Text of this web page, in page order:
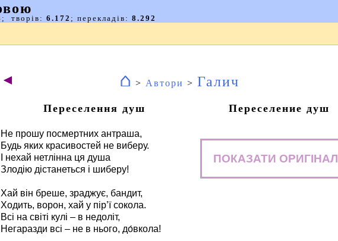
◄ ⌂ > Автори > Галич
Переселення душ
Не прошу посмертних антраша,
Будь яких красивостей не виберу.
І нехай нетлінна ця душа
Злодію дістанеться і шиберу!
Хай він бреше, зраджує, бандит,
Ходить, ворон, хай у пір’ї сокола.
Всі на світі кулі – в недоліт,
Негаразди всі – не в нього, до́вкола!
Переселение душ
ПОКАЗАТИ ОРИГІНАЛ